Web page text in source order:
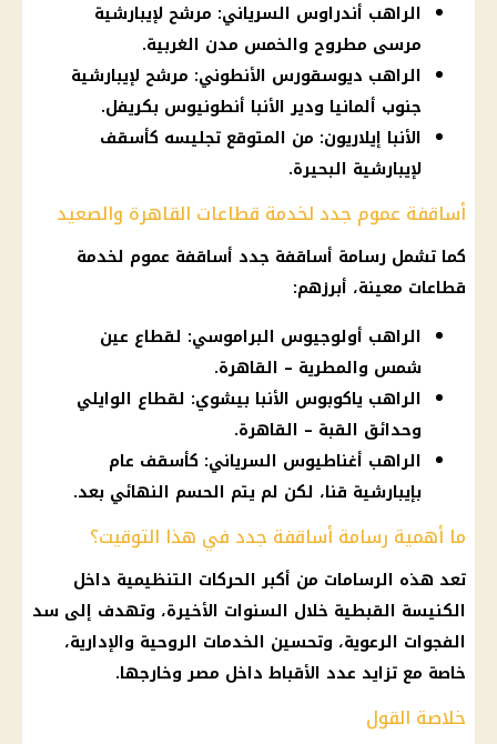
الراهب أندراوس السرياني: مرشح لإيبارشية
مرسى مطروح والخمس مدن الغربية.
الراهب ديوسقورس الأنطوني: مرشح لإيبارشية
جنوب ألمانيا ودير الأنبا أنطونيوس بكريفل.
الأنبا إيلاريون: من المتوقع تجليسه كأسقف
لإيبارشية البحيرة.
أساقفة عموم جدد لخدمة قطاعات القاهرة والصعيد
كما تشمل رسامة أساقفة جدد أساقفة عموم لخدمة
قطاعات معينة، أبرزهم:
الراهب أولوجيوس البراموسي: لقطاع عين
شمس والمطرية – القاهرة.
الراهب ياكوبوس الأنبا بيشوي: لقطاع الوايلي
وحدائق القبة – القاهرة.
الراهب أغناطيوس السرياني: كأسقف عام
بإيبارشية قنا، لكن لم يتم الحسم النهائي بعد.
ما أهمية رسامة أساقفة جدد في هذا التوقيت؟
تعد هذه الرسامات من أكبر الحركات التنظيمية داخل
الكنيسة القبطية خلال السنوات الأخيرة، وتهدف إلى سد
الفجوات الرعوية، وتحسين الخدمات الروحية والإدارية،
خاصة مع تزايد عدد الأقباط داخل مصر وخارجها.
خلاصة القول